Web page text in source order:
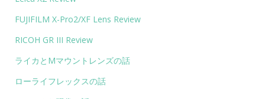
FUJIFILM X-Pro2/XF Lens Review
RICOH GR III Review
ライカとMマウントレンズの話
ローライフレックスの話